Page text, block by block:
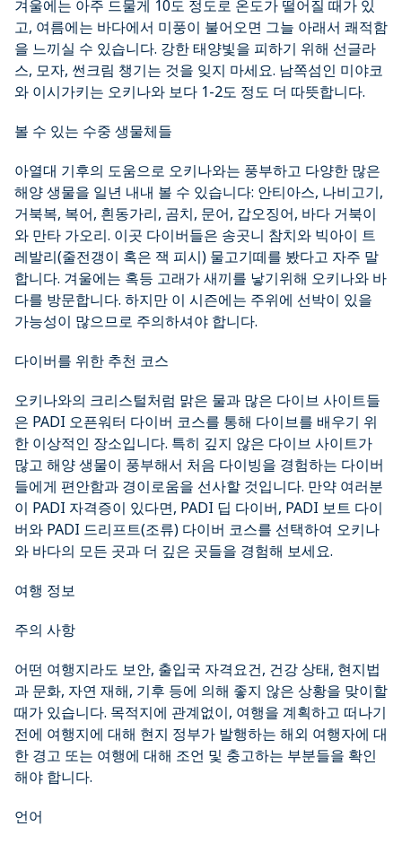
겨울에는 아주 드물게 10도 정도로 온도가 떨어질 때가 있
고, 여름에는 바다에서 미풍이 불어오면 그늘 아래서 쾌적함
을 느끼실 수 있습니다. 강한 태양빛을 피하기 위해 선글라
스, 모자, 썬크림 챙기는 것을 잊지 마세요. 남쪽섬인 미야코
와 이시가키는 오키나와 보다 1-2도 정도 더 따뜻합니다.
볼 수 있는 수중 생물체들
아열대 기후의 도움으로 오키나와는 풍부하고 다양한 많은
해양 생물을 일년 내내 볼 수 있습니다: 안티아스, 나비고기,
거북복, 복어, 흰동가리, 곰치, 문어, 갑오징어, 바다 거북이
와 만타 가오리. 이곳 다이버들은 송곳니 참치와 빅아이 트
레발리(줄전갱이 혹은 잭 피시) 물고기떼를 봤다고 자주 말
합니다. 겨울에는 혹등 고래가 새끼를 낳기위해 오키나와 바
다를 방문합니다. 하지만 이 시즌에는 주위에 선박이 있을
가능성이 많으므로 주의하셔야 합니다.
다이버를 위한 추천 코스
오키나와의 크리스털처럼 맑은 물과 많은 다이브 사이트들
은 PADI 오픈워터 다이버 코스를 통해 다이브를 배우기 위
한 이상적인 장소입니다. 특히 깊지 않은 다이브 사이트가
많고 해양 생물이 풍부해서 처음 다이빙을 경험하는 다이버
들에게 편안함과 경이로움을 선사할 것입니다. 만약 여러분
이 PADI 자격증이 있다면, PADI 딥 다이버, PADI 보트 다이
버와 PADI 드리프트(조류) 다이버 코스를 선택하여 오키나
와 바다의 모든 곳과 더 깊은 곳들을 경험해 보세요.
여행 정보
주의 사항
어떤 여행지라도 보안, 출입국 자격요건, 건강 상태, 현지법
과 문화, 자연 재해, 기후 등에 의해 좋지 않은 상황을 맞이할
때가 있습니다. 목적지에 관계없이, 여행을 계획하고 떠나기
전에 여행지에 대해 현지 정부가 발행하는 해외 여행자에 대
한 경고 또는 여행에 대해 조언 및 충고하는 부분들을 확인
해야 합니다.
언어